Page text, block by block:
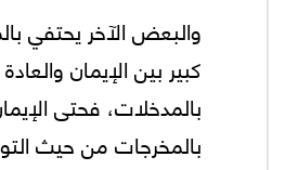
والبعض الآخر يحتفي
كبير بين الإيمان
بالمدخلات، فحتى
بالمخرجات من حيث